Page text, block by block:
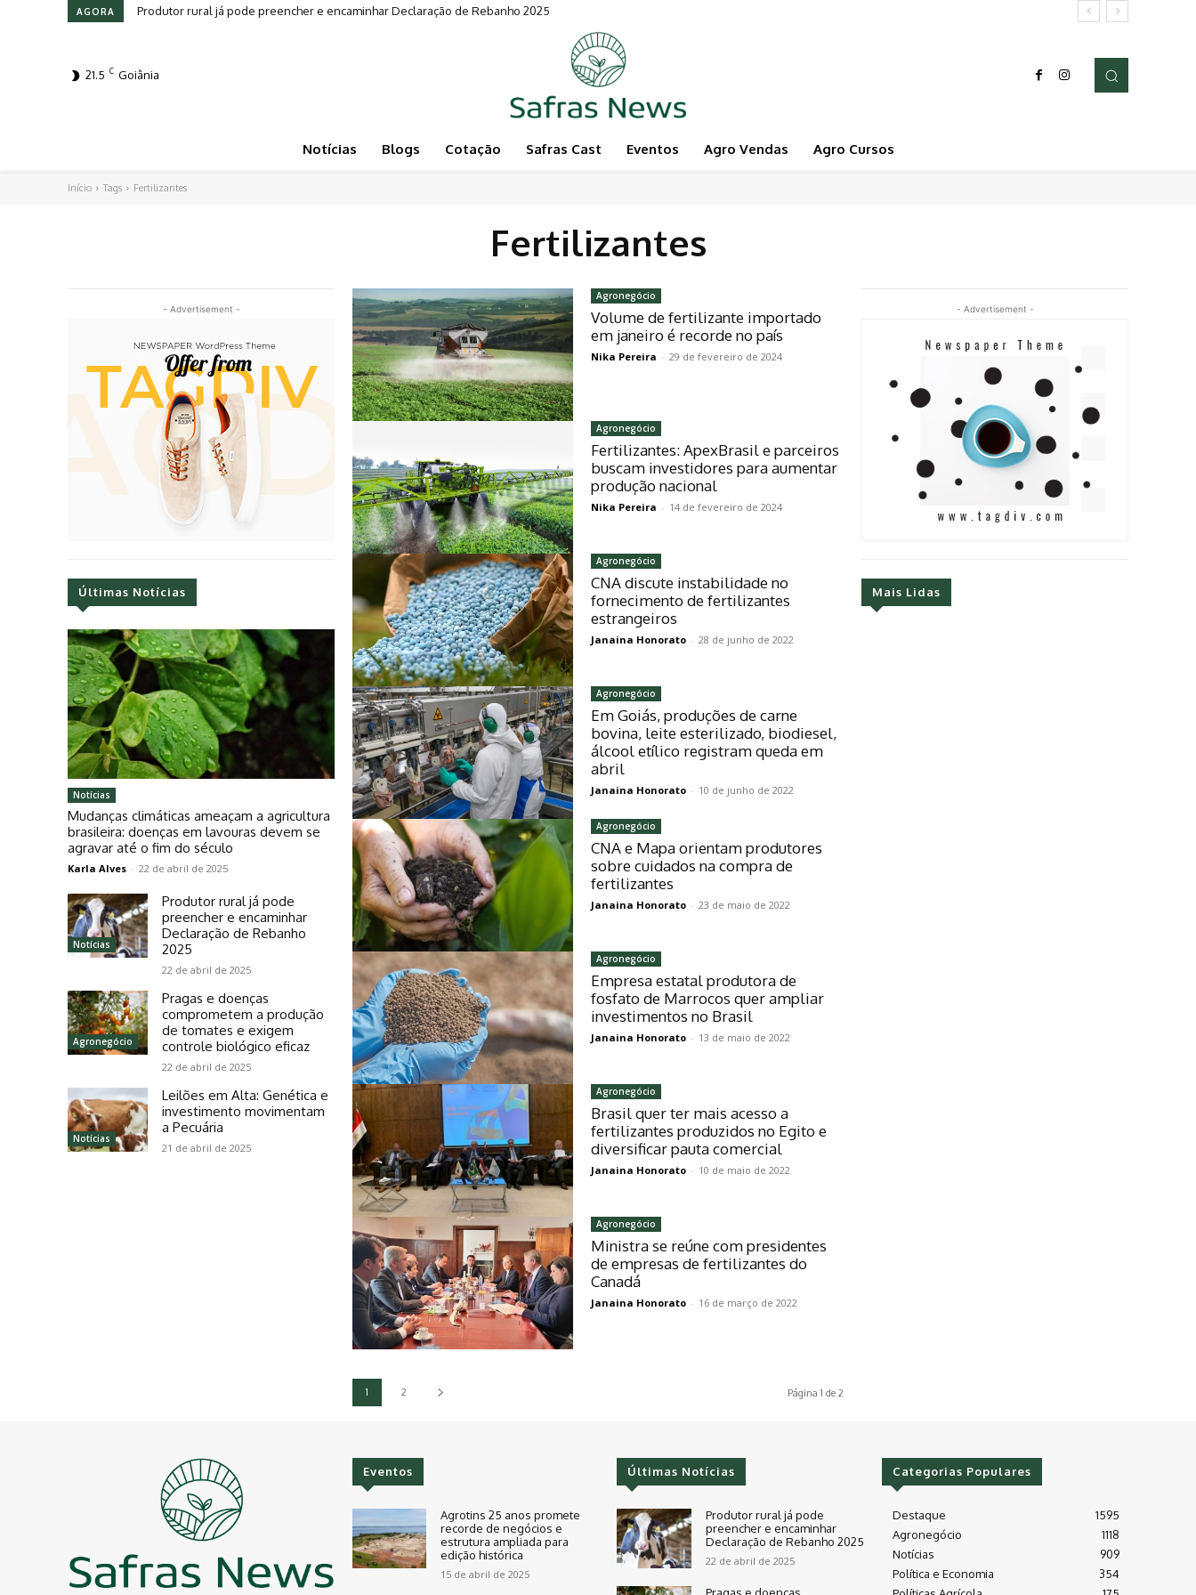
AGORA Produtor rural já pode preencher e encaminhar Declaração de Rebanho 2025
21.5 C Goiânia
Notícias Blogs Cotação Safras Cast Eventos Agro Vendas Agro Cursos
Início Tags Fertilizantes
Fertilizantes
- Advertisement -
Últimas Notícias
Notícias
Mudanças climáticas ameaçam a agricultura
brasileira: doenças em lavouras devem se
agravar até o fim do século
Karla Alves - 22 de abril de 2025
Notícias
Produtor rural já pode
preencher e encaminhar
Declaração de Rebanho
2025
22 de abril de 2025
Agronegócio
Pragas e doenças
comprometem a produção
de tomates e exigem
controle biológico eficaz
22 de abril de 2025
Notícias
Leilões em Alta: Genética e
investimento movimentam
a Pecuária
21 de abril de 2025
Agronegócio
Volume de fertilizante importado
em janeiro é recorde no país
Nika Pereira - 29 de fevereiro de 2024
Agronegócio
Fertilizantes: ApexBrasil e parceiros
buscam investidores para aumentar
produção nacional
Nika Pereira - 14 de fevereiro de 2024
Agronegócio
CNA discute instabilidade no
fornecimento de fertilizantes
estrangeiros
Janaina Honorato - 28 de junho de 2022
Agronegócio
Em Goiás, produções de carne
bovina, leite esterilizado, biodiesel,
álcool etílico registram queda em
abril
Janaina Honorato - 10 de junho de 2022
Agronegócio
CNA e Mapa orientam produtores
sobre cuidados na compra de
fertilizantes
Janaina Honorato - 23 de maio de 2022
Agronegócio
Empresa estatal produtora de
fosfato de Marrocos quer ampliar
investimentos no Brasil
Janaina Honorato - 13 de maio de 2022
Agronegócio
Brasil quer ter mais acesso a
fertilizantes produzidos no Egito e
diversificar pauta comercial
Janaina Honorato - 10 de maio de 2022
Agronegócio
Ministra se reúne com presidentes
de empresas de fertilizantes do
Canadá
Janaina Honorato - 16 de março de 2022
1 2 Página 1 de 2
- Advertisement -
Mais Lidas
Eventos
Agrotins 25 anos promete
recorde de negócios e
estrutura ampliada para
edição histórica
15 de abril de 2025
Últimas Notícias
Produtor rural já pode
preencher e encaminhar
Declaração de Rebanho 2025
22 de abril de 2025
Categorias Populares
Destaque
1595
Agronegócio
1118
Notícias
909
Política e Economia
354